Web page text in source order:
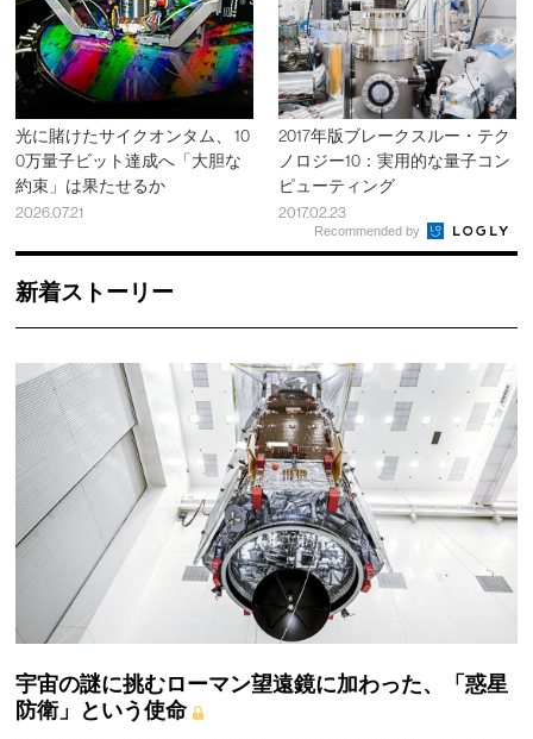
光に賭けたサイクオンタム、 10
0万量子ビット達成へ「大胆な
約束」は果たせるか
2026.07.21
2017年版ブレークスルー・テク
ノロジー10：実用的な量子コン
ピューティング
2017.02.23
Recommended by
新着ストーリー
宇宙の謎に挑むローマン望遠鏡に加わった、「惑星
防衛」という使命